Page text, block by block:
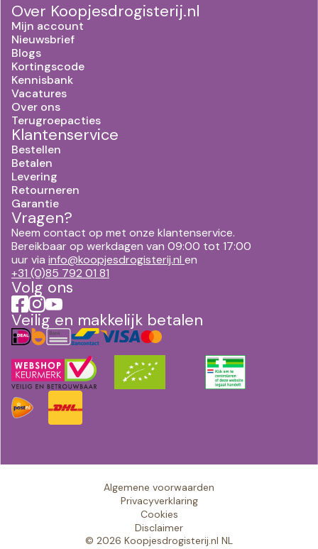
Over Koopjesdrogisterij.nl
Mijn account
Nieuwsbrief
Blogs
Kortingscode
Kennisbank
Vacatures
Over ons
Terugroepacties
Klantenservice
Bestellen
Betalen
Levering
Retourneren
Garantie
Vragen?
Neem contact op met onze klantenservice.
Bereikbaar op werkdagen van 09:00 tot 17:00
uur via info@koopjesdrogisterij.nl en
+31 (0)85 792 01 81
Volg ons
Veilig en makkelijk betalen
© 2026 Koopjesdrogisterij.nl NL
Algemene voorwaarden
Privacyverklaring
Cookies
Disclaimer